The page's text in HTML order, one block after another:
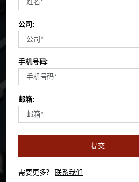
公司:
手机号码:
邮箱:
提交
需要更多？ 联系我们